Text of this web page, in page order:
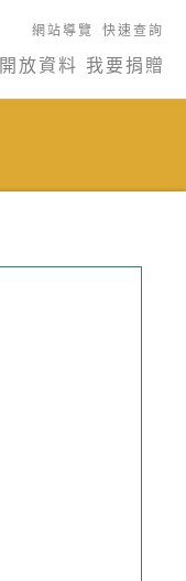
網站導覽 快速查詢
開放資料 我要捐贈